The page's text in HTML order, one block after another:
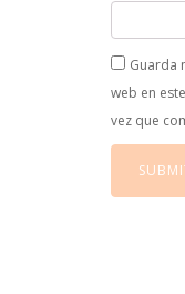
Guarda
web en
vez que